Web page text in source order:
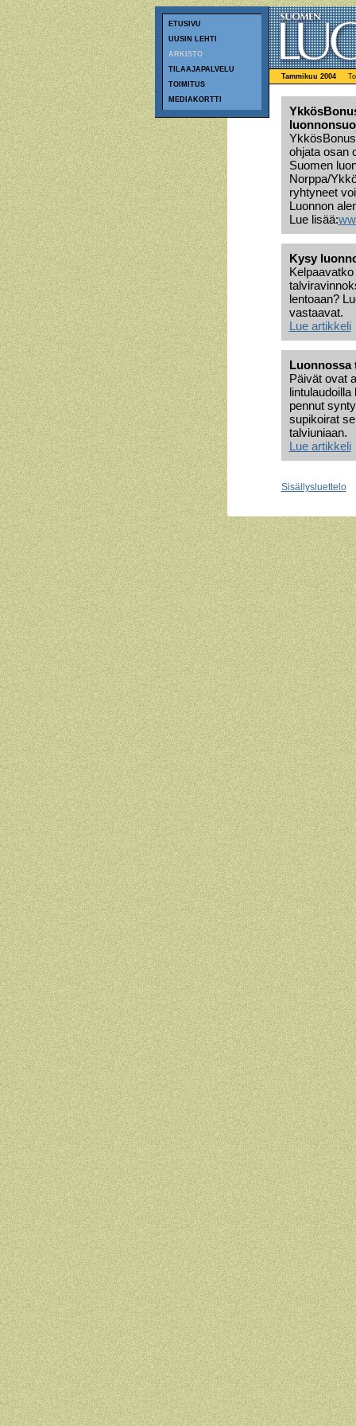
ETUSIVU
UUSIN LEHTI
ARKISTO
TILAAJAPALVELU
TOIMITUS
MEDIAKORTTI
Tammikuu 2004
ohjata osan
Suomen
Norppa/
ryhtyneet
Luonnon
Lue lisää:
Kysy
lentoaan?
vastaavat.
Lue artikkeli
Luonnossa
Päivät ovat
pennut
supikoirat
talviuniaan.
Lue artikkeli
Sisällysluettelo